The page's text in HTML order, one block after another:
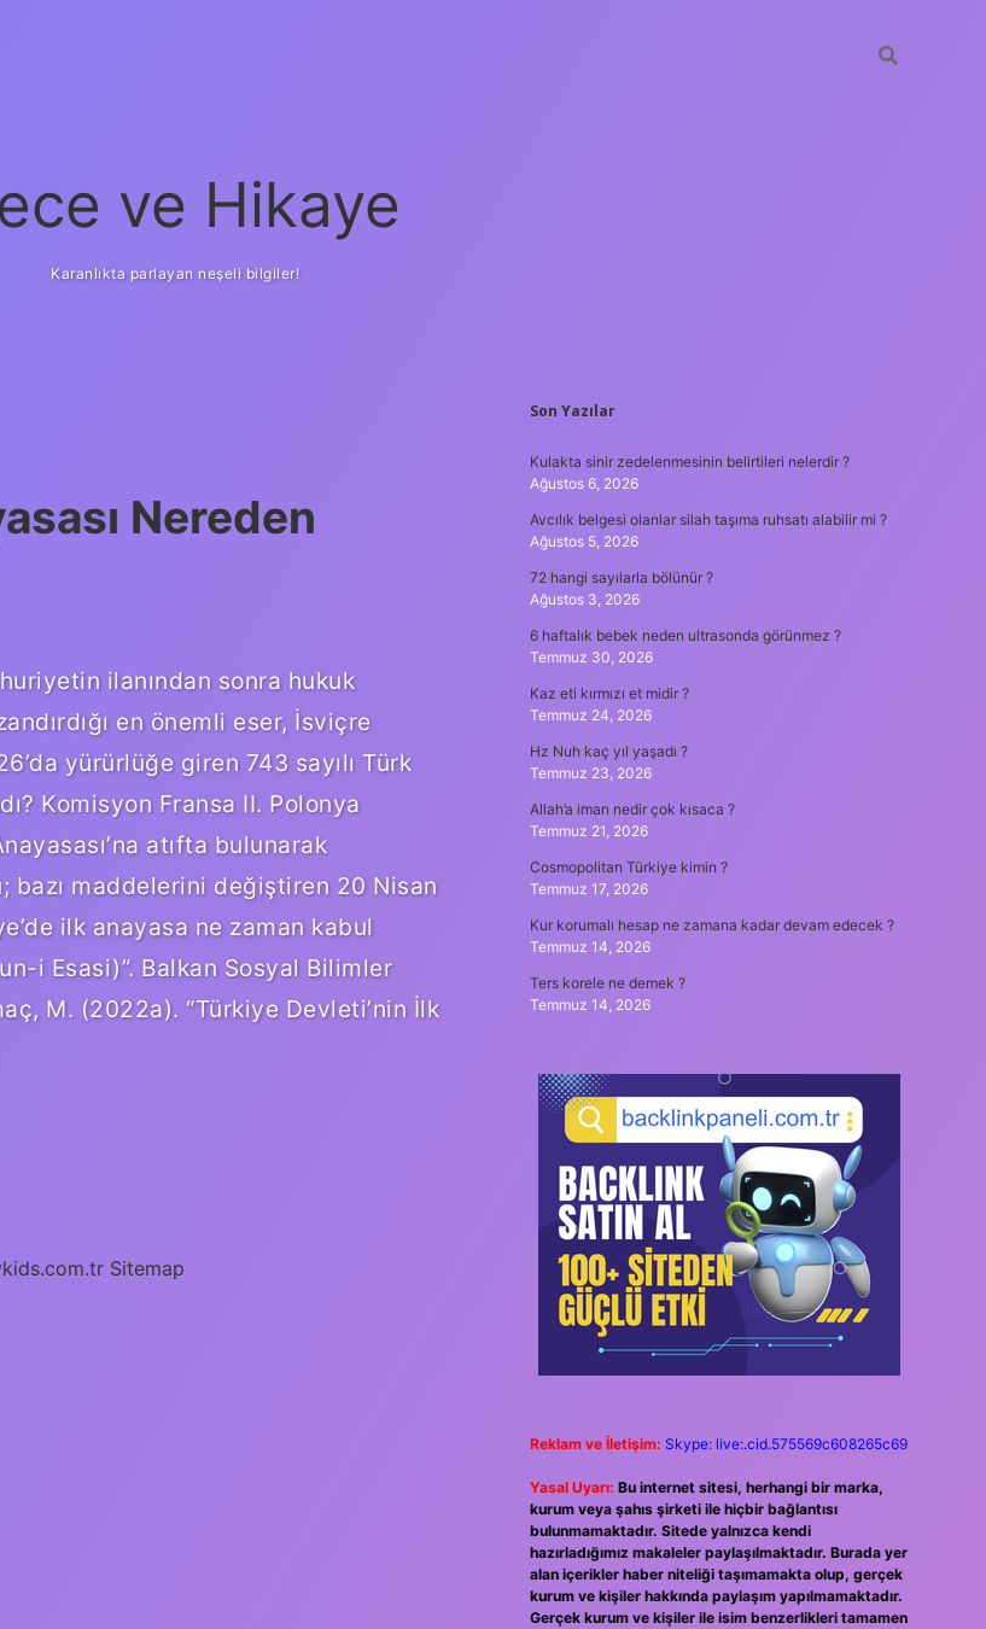
ve Hikaye
Karanlıkta parlayan neşeli bilgiler!
Nereden
ilanından sonra hukuk
en önemli eser, İsviçre
yürürlüğe giren 743 sayılı Türk
Komisyon Fransa II. Polonya
atıfta bulunarak
bazı maddelerini değiştiren 20 Nisan
ilk anayasa ne zaman kabul
i Esasi)”. Balkan Sosyal Bilimler
M. (2022a). “Türkiye Devleti’nin İlk
Sitemap
SIDEBAR
Son Yazılar
Kulakta sinir zedelenmesinin belirtileri nelerdir ?
Ağustos 6, 2026
Avcılık belgesi olanlar silah taşıma ruhsatı alabilir mi ?
Ağustos 5, 2026
72 hangi sayılarla bölünür ?
Ağustos 3, 2026
6 haftalık bebek neden ultrasonda görünmez ?
Temmuz 30, 2026
Kaz eti kırmızı et midir ?
Temmuz 24, 2026
Hz Nuh kaç yıl yaşadı ?
Temmuz 23, 2026
Allah’a iman nedir çok kısaca ?
Temmuz 21, 2026
Cosmopolitan Türkiye kimin ?
Temmuz 17, 2026
Kur korumalı hesap ne zamana kadar devam edecek ?
Temmuz 14, 2026
Ters korele ne demek ?
Temmuz 14, 2026
Reklam ve İletişim: Skype: live:.cid.575569c608265c69
Yasal Uyarı: Bu internet sitesi, herhangi bir marka,
kurum veya şahıs şirketi ile hiçbir bağlantısı
bulunmamaktadır. Sitede yalnızca kendi
hazırladığımız makaleler paylaşılmaktadır. Burada yer
alan içerikler haber niteliği taşımamakta olup, gerçek
kurum ve kişiler hakkında paylaşım yapılmamaktadır.
Gerçek kurum ve kişiler ile isim benzerlikleri tamamen